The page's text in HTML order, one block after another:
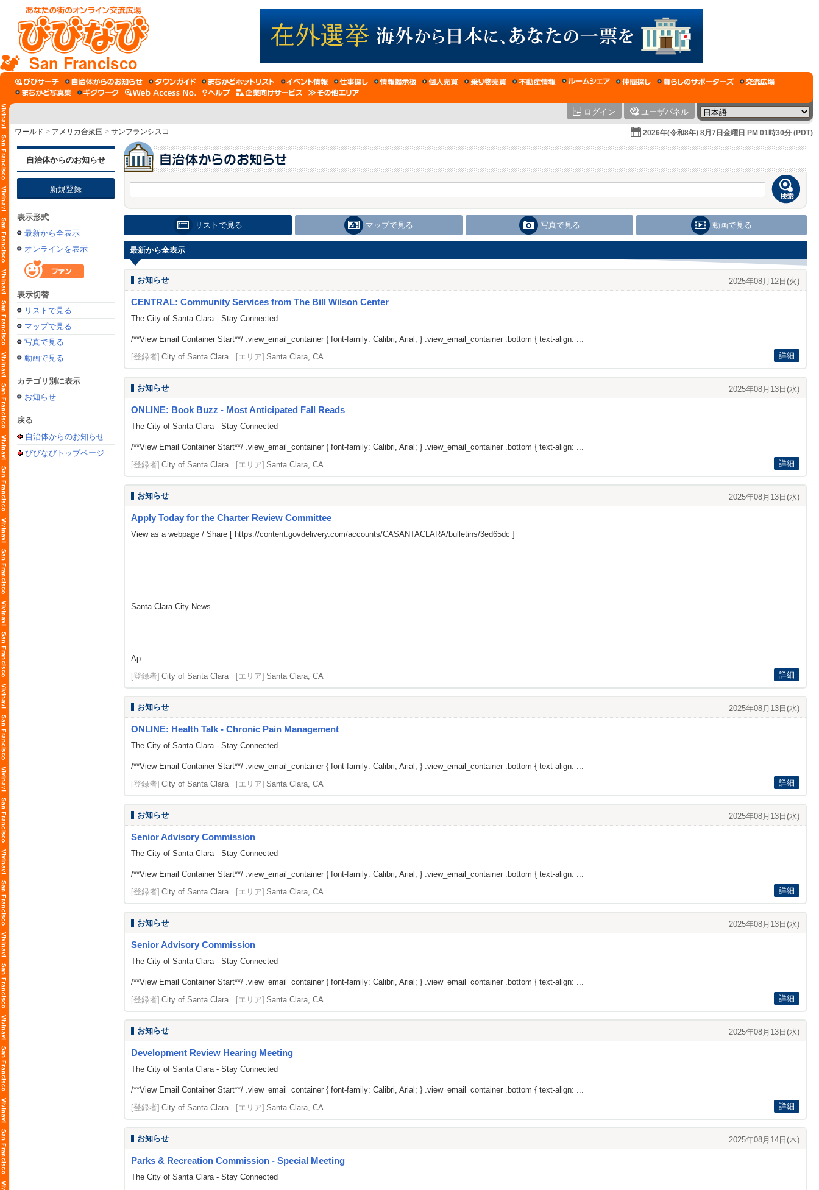
San Francisco
ログイン ユーザパネル
ワールド > アメリカ合衆国 > サンフランシスコ 2026年(令和8年) 8月7日金曜日 PM 01時30分 (PDT)
自治体からのお知らせ
新規登録
表示形式
最新から全表示
オンラインを表示
表示切替
リストで見る
マップで見る
写真で見る
動画で見る
カテゴリ別に表示
お知らせ
戻る
自治体からのお知らせ
びびなびトップページ
リストで見る マップで見る 写真で見る 動画で見る
最新から全表示
お知らせ 2025年08月12日(火)
CENTRAL: Community Services from The Bill Wilson Center
The City of Santa Clara - Stay Connected
/**View Email Container Start**/ .view_email_container { font-family: Calibri, Arial; } .view_email_container .bottom { text-align: ...
[登録者] City of Santa Clara [エリア] Santa Clara, CA 詳細
お知らせ 2025年08月13日(水)
ONLINE: Book Buzz - Most Anticipated Fall Reads
The City of Santa Clara - Stay Connected
/**View Email Container Start**/ .view_email_container { font-family: Calibri, Arial; } .view_email_container .bottom { text-align: ...
[登録者] City of Santa Clara [エリア] Santa Clara, CA 詳細
お知らせ 2025年08月13日(水)
Apply Today for the Charter Review Committee
View as a webpage / Share [ https://content.govdelivery.com/accounts/CASANTACLARA/bulletins/3ed65dc ]
Santa Clara City News
Ap...
[登録者] City of Santa Clara [エリア] Santa Clara, CA 詳細
お知らせ 2025年08月13日(水)
ONLINE: Health Talk - Chronic Pain Management
The City of Santa Clara - Stay Connected
/**View Email Container Start**/ .view_email_container { font-family: Calibri, Arial; } .view_email_container .bottom { text-align: ...
[登録者] City of Santa Clara [エリア] Santa Clara, CA 詳細
お知らせ 2025年08月13日(水)
Senior Advisory Commission
The City of Santa Clara - Stay Connected
/**View Email Container Start**/ .view_email_container { font-family: Calibri, Arial; } .view_email_container .bottom { text-align: ...
[登録者] City of Santa Clara [エリア] Santa Clara, CA 詳細
お知らせ 2025年08月13日(水)
Senior Advisory Commission
The City of Santa Clara - Stay Connected
/**View Email Container Start**/ .view_email_container { font-family: Calibri, Arial; } .view_email_container .bottom { text-align: ...
[登録者] City of Santa Clara [エリア] Santa Clara, CA 詳細
お知らせ 2025年08月13日(水)
Development Review Hearing Meeting
The City of Santa Clara - Stay Connected
/**View Email Container Start**/ .view_email_container { font-family: Calibri, Arial; } .view_email_container .bottom { text-align: ...
[登録者] City of Santa Clara [エリア] Santa Clara, CA 詳細
お知らせ 2025年08月14日(木)
Parks & Recreation Commission - Special Meeting
The City of Santa Clara - Stay Connected